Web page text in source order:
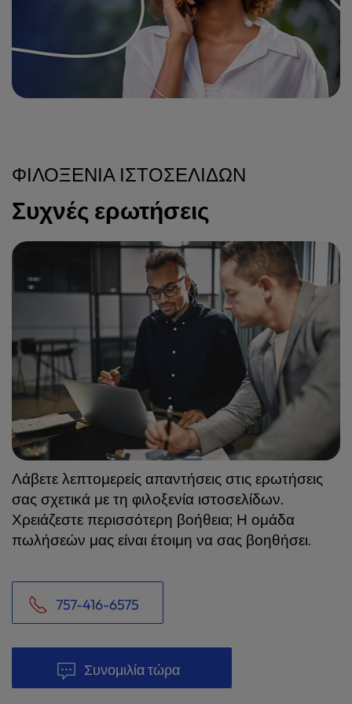
ΦΙΛΟΞΕΝΊΑ ΙΣΤΟΣΕΛΊΔΩΝ
Συχνές ερωτήσεις
Λάβετε λεπτομερείς απαντήσεις στις ερωτήσεις
σας σχετικά με τη φιλοξενία ιστοσελίδων.
Χρειάζεστε περισσότερη βοήθεια; Η ομάδα
πωλήσεών μας είναι έτοιμη να σας βοηθήσει.
757-416-6575
Συνομιλία τώρα